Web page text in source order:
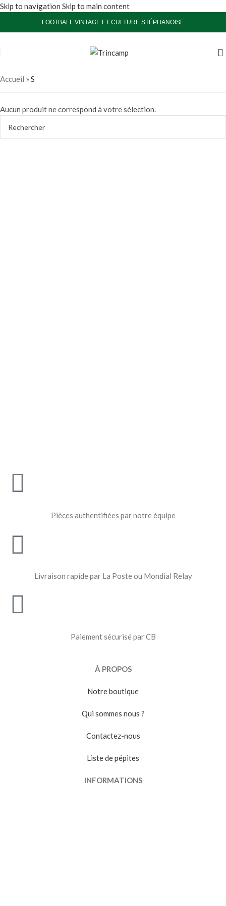
Skip to navigation Skip to main content
FOOTBALL VINTAGE ET CULTURE STÉPHANOISE
Accueil » S
Aucun produit ne correspond à votre sélection.
Pièces authentifiées par notre équipe
Livraison rapide par La Poste ou Mondial Relay
Paiement sécurisé par CB
À PROPOS
Notre boutique
Qui sommes nous ?
Contactez-nous
Liste de pépites
INFORMATIONS